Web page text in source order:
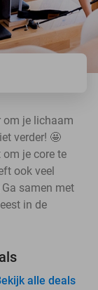
om je lichaam
verder! 🤩
je core te
ook veel
samen met
in de
alle deals